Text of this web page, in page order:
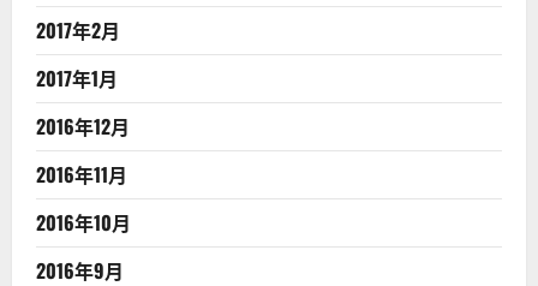
2017年2月
2017年1月
2016年12月
2016年11月
2016年10月
2016年9月